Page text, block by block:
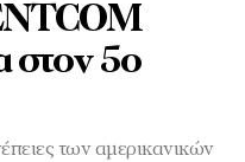
στον 5ο
των αμερικανικών